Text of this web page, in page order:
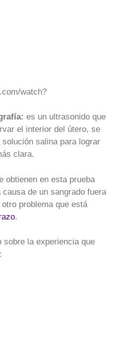
watch?
es un ultrasonido que
el interior del útero, se
solución salina para lograr
clara.
obtienen en esta prueba
de un sangrado fuera
problema que está
.
sobre la experiencia que